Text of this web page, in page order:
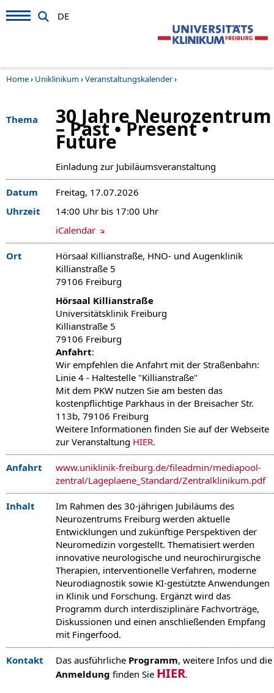
DE
Home› Uniklinikum›Veranstaltungskalender›
Thema 30 Jahre Neurozentrum
– Past • Present •
Future
Einladung zur Jubiläumsveranstaltung
Datum
Freitag, 17.07.2026
Uhrzeit
14:00 Uhr bis 17:00 Uhr
iCalendar
Ort
Hörsaal Killianstraße, HNO- und Augenklinik
Killianstraße 5
79106 Freiburg
Hörsaal Killianstraße
Universitätsklinik Freiburg
Killianstraße 5
79106 Freiburg
Anfahrt:
Wir empfehlen die Anfahrt mit der Straßenbahn:
Linie 4 - Haltestelle "Killianstraße"
Mit dem PKW nutzen Sie am besten das
kostenpflichtige Parkhaus in der Breisacher Str.
113b, 79106 Freiburg
Weitere Informationen finden Sie auf der Webseite
zur Veranstaltung HIER.
Anfahrt
www.uniklinik-freiburg.de/fileadmin/mediapool-
zentral/Lageplaene_Standard/Zentralklinikum.pdf
Inhalt
Im Rahmen des 30-jährigen Jubiläums des
Neurozentrums Freiburg werden aktuelle
Entwicklungen und zukünftige Perspektiven der
Neuromedizin vorgestellt. Thematisiert werden
innovative neurologische und neurochirurgische
Therapien, interventionelle Verfahren, moderne
Neurodiagnostik sowie KI-gestützte Anwendungen
in Klinik und Forschung. Ergänzt wird das
Programm durch interdisziplinäre Fachvorträge,
Diskussionen und einen anschließenden Empfang
mit Fingerfood.
Kontakt Das ausführliche Programm, weitere Infos und die
Anmeldung finden Sie HIER.